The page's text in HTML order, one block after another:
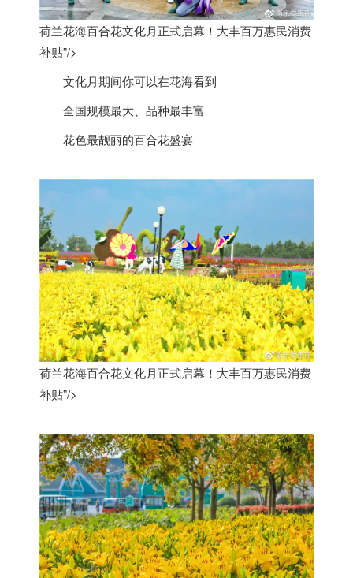
荷兰花海百合花文化月正式启幕！大丰百万惠民消费
补贴”/>
文化月期间你可以在花海看到
全国规模最大、品种最丰富
花色最靓丽的百合花盛宴
荷兰花海百合花文化月正式启幕！大丰百万惠民消费
补贴”/>